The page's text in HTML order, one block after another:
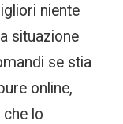
niente
situazione
se stia
online,
lo